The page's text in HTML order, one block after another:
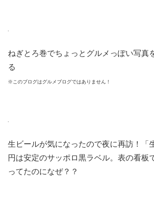
ねぎとろ巻でちょっとグルメっぽい写真
る
※このブログはグルメブログではありません！
生ビールが気になったので夜に再訪！「
円は安定のサッポロ黒ラベル。表の看板
ってたのになぜ？？